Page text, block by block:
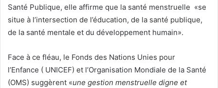
Santé Publique, elle affirme que la santé menstruelle «se
situe à l’intersection de l’éducation, de la santé publique,
de la santé mentale et du développement humain».
Face à ce fléau, le Fonds des Nations Unies pour
l’Enfance ( UNICEF) et l’Organisation Mondiale de la Santé
(OMS) suggèrent «une gestion menstruelle digne et